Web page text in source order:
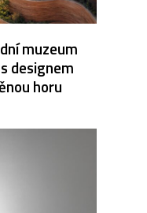
muzeum
designem
horu